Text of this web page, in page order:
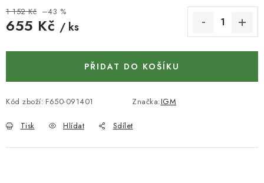
KONTAKTY
STROJE DO DÍLNY
NÁSTROJE PRO STOLAŘE
NÁSTROJE PRO OPRACOVÁNÍ KOVU
1 152 Kč –43 %
655 Kč / ks
PŘIDAT DO KOŠÍKU
Kód zboží: F650-091401 Značka:IGM
Tisk Hlídat Sdílet